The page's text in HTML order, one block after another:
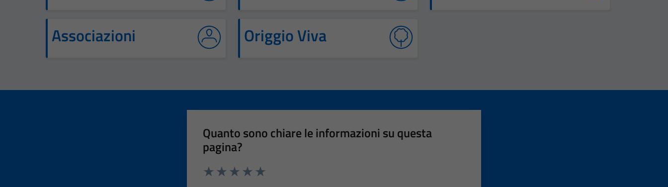
Associazioni
Origgio Viva
Quanto sono chiare le informazioni su questa
pagina?